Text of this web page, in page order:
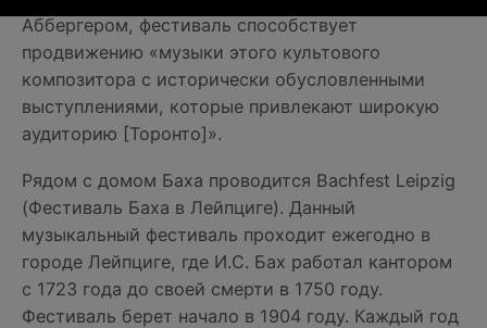
Аббергером, фестиваль способствует
продвижению «музыки этого культового
композитора с исторически обусловленными
выступлениями, которые привлекают широкую
аудиторию [Торонто]».
Рядом с домом Баха проводится Bachfest Leipzig
(Фестиваль Баха в Лейпциге). Данный
музыкальный фестиваль проходит ежегодно в
городе Лейпциге, где И.С. Бах работал кантором
с 1723 года до своей смерти в 1750 году.
Фестиваль берет начало в 1904 году. Каждый год